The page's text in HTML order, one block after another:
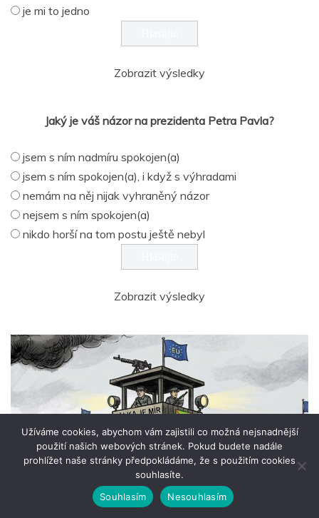
je mi to jedno
Zobrazit výsledky
Jaký je váš názor na prezidenta Petra Pavla?
jsem s ním nadmíru spokojen(a)
jsem s ním spokojen(a), i když s výhradami
nemám na něj nijak vyhraněný názor
nejsem s ním spokojen(a)
nikdo horší na tom postu ještě nebyl
Zobrazit výsledky
Užíváme cookies, abychom vám zajistili co možná nejsnadnější
použití našich webových stránek. Pokud budete nadále
prohlížet naše stránky předpokládáme, že s použitím cookies
souhlasíte.
Souhlasím
Nesouhlasím